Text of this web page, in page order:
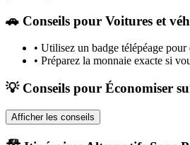
🚗 Conseils pour Voitures et
• Utilisez un badge télépéage
• Préparez la monnaie exacte si
💡 Conseils pour Économiser
Afficher les conseils